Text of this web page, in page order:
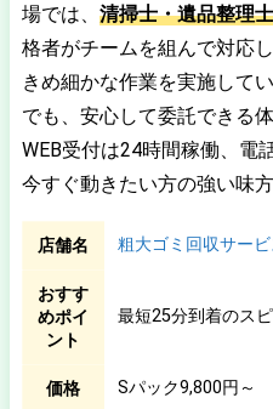
場では、 清掃士・遺品整理
格者がチームを組んで対応
きめ細かな作業を実施して
でも、安心して委託できる
WEB受付は24時間稼働、電
今すぐ動きたい方の強い味方
店舗名 粗大ゴミ回収サービ
おすす
めポイ
ント
最短25分到着のス
価格 Sパック9,800円～